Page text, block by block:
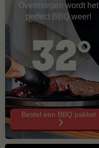
Overmorgen wordt het
perfect BBQ weer!
32°
Bestel een BBQ pakket